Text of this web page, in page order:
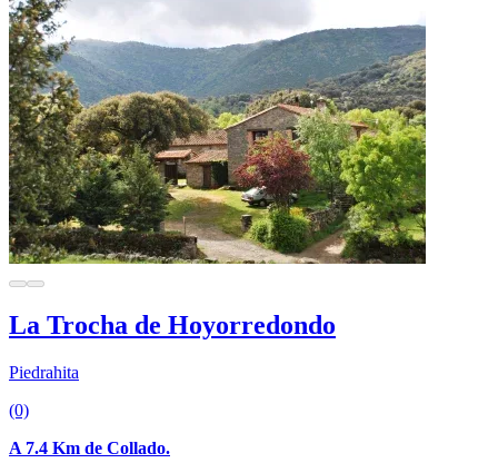
La Trocha de Hoyorredondo
Piedrahita
(0)
A 7.4 Km de Collado.